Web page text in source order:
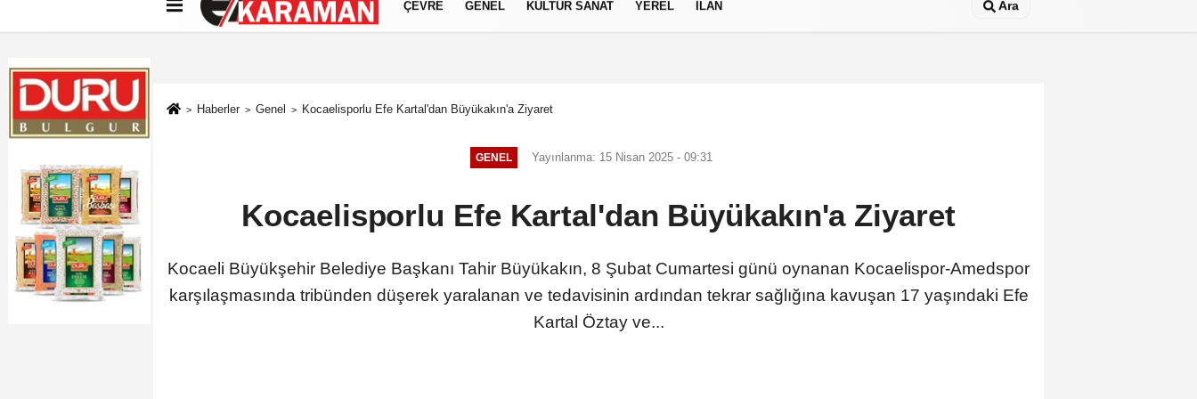
Künye İletişim Çerez Politikası Gizlilik İlkeleri
ÇEVRE GENEL KÜLTÜR SANAT YEREL İLAN Ara
Haberler Genel Kocaelisporlu Efe Kartal'dan Büyükakın'a Ziyaret
GENEL Yayınlanma: 15 Nisan 2025 - 09:31
Kocaelisporlu Efe Kartal'dan Büyükakın'a Ziyaret
Kocaeli Büyükşehir Belediye Başkanı Tahir Büyükakın, 8 Şubat Cumartesi günü oynanan Kocaelispor-Amedspor
karşılaşmasında tribünden düşerek yaralanan ve tedavisinin ardından tekrar sağlığına kavuşan 17 yaşındaki Efe
Kartal Öztay ve...